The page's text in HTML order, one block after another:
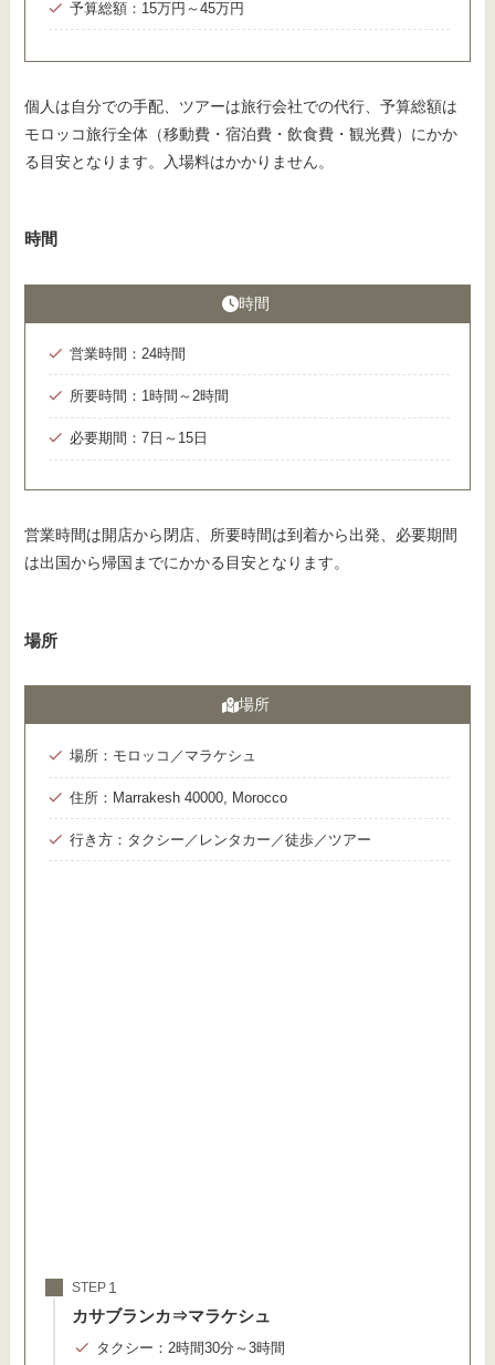
予算総額：15万円～45万円
個人は自分での手配、ツアーは旅行会社での代行、予算総額は
モロッコ旅行全体（移動費・宿泊費・飲食費・観光費）にかか
る目安となります。入場料はかかりません。
時間
時間
営業時間：24時間
所要時間：1時間～2時間
必要期間：7日～15日
営業時間は開店から閉店、所要時間は到着から出発、必要期間
は出国から帰国までにかかる目安となります。
場所
場所
場所：モロッコ／マラケシュ
住所：Marrakesh 40000, Morocco
行き方：タクシー／レンタカー／徒歩／ツアー
STEP
カサブランカ⇒マラケシュ
タクシー：2時間30分～3時間